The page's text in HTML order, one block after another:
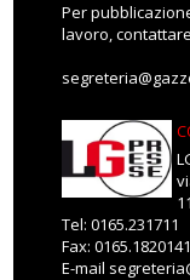
Per
lavoro,
Tel: 0165.231711
Fax: 0165.1820141
E-mail